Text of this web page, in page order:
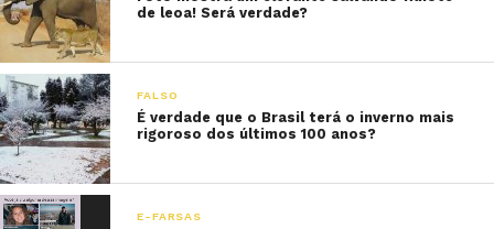
de leoa! Será verdade?
FALSO
É verdade que o Brasil terá o inverno mais
rigoroso dos últimos 100 anos?
E-FARSAS